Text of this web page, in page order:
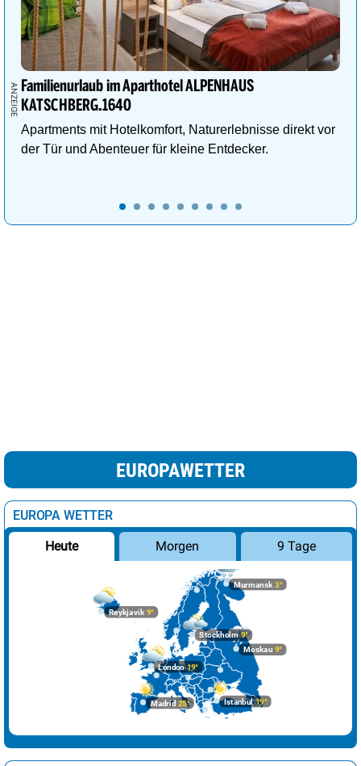
Familienurlaub im Aparthotel ALPENHAUS
KATSCHBERG.1640
Apartments mit Hotelkomfort, Naturerlebnisse direkt vor
der Tür und Abenteuer für kleine Entdecker.
EUROPAWETTER
EUROPA WETTER
Heute Morgen 9 Tage
London19°
Istanbul19°
Murmansk 3°
Stockholm9°
Madrid 25°
Reykjavik 9°
Moskau 9°